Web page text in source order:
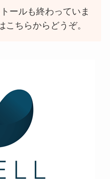
ールも終わっていま
こちらからどうぞ。